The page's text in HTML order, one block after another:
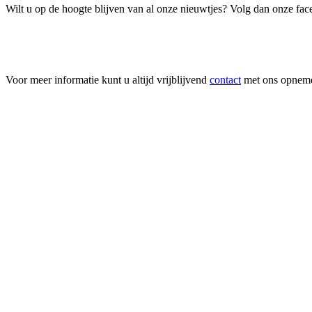
Wilt u op de hoogte blijven van al onze nieuwtjes? Volg dan onze
Voor meer informatie kunt u altijd vrijblijvend contact met ons